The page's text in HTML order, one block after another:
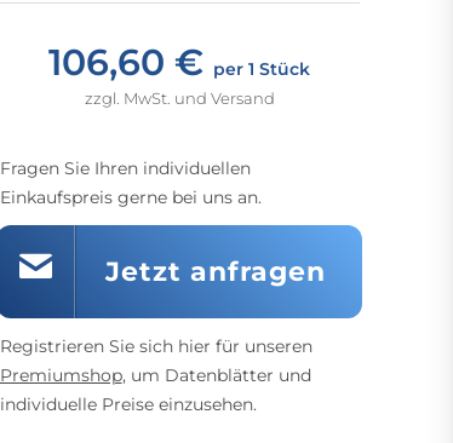
106,60 € per 1 Stück
zzgl. MwSt. und Versand
Fragen Sie Ihren individuellen
Einkaufspreis gerne bei uns an.
Jetzt anfragen
Registrieren Sie sich hier für unseren
Premiumshop, um Datenblätter und
individuelle Preise einzusehen.